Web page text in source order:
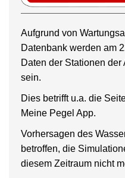
Aufgrund von
Datenbank werden am
Daten der Stationen
sein.
Dies betrifft u.a. die
Meine Pegel App.
Vorhersagen des
betroffen, die
diesem Zeitraum nicht